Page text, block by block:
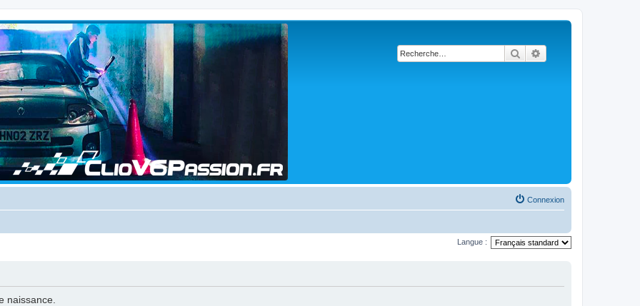
Rechercher
Connexion
Langue :
naissance.